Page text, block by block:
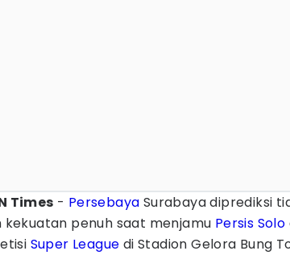
Times - Persebaya Surabaya diprediksi
penuh saat menjamu Persis Solo
Super League di Stadion Gelora Bung